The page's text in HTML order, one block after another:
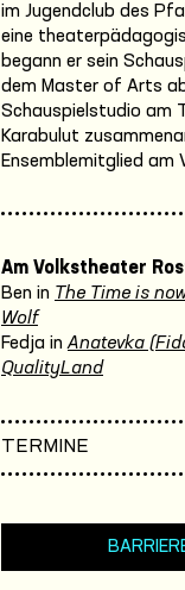
im Jugendclub des
eine
begann er sein
dem Master of Arts
Schauspielstudio am
Karabulut
Ensemblemitglied
Am Volkstheater
Ben in The Time is
Wolf
Fedja in Anatevka
QualityLand
TERMINE